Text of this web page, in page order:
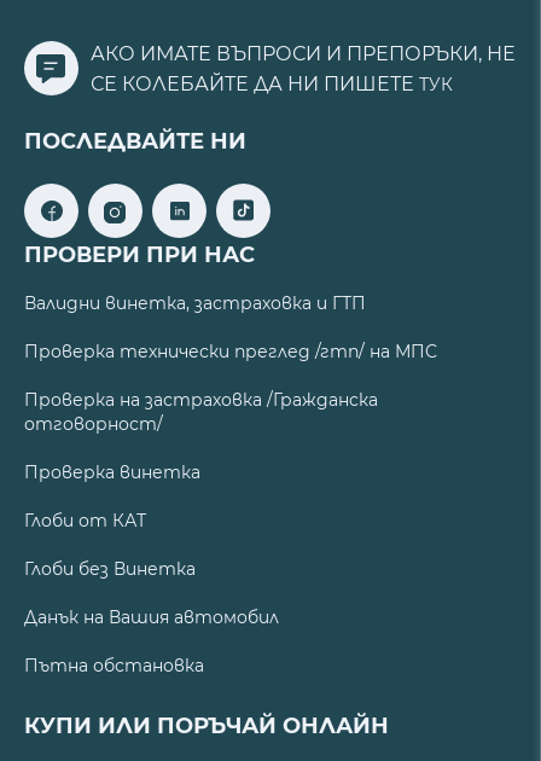
АКО ИМАТЕ ВЪПРОСИ И ПРЕПОРЪКИ, НЕ
СЕ КОЛЕБАЙТЕ ДА НИ ПИШЕТЕ ТУК
ПОСЛЕДВАЙТЕ НИ
ПРОВЕРИ ПРИ НАС
Валидни винетка, застраховка и ГТП
Проверка технически преглед /гтп/ на МПС
Проверка на застраховка /Гражданска
отговорност/
Проверка винетка
Глоби от КАТ
Глоби без Винетка
Данък на Вашия автомобил
Пътна обстановка
КУПИ ИЛИ ПОРЪЧАЙ ОНЛАЙН